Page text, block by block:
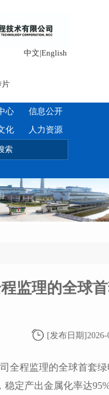
中文|English
片
心
信息公开
化
人力资源
监理的全球
[发布日期]2026-
全程监理的全球首套
稳定产出金属化率达